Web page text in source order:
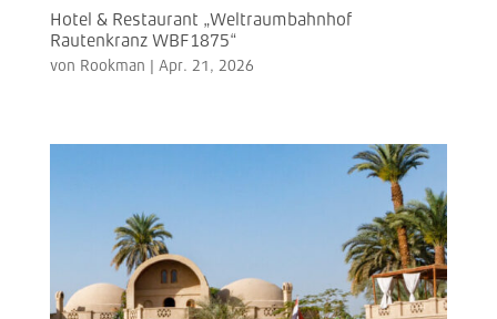
Hotel & Restaurant „Weltraumbahnhof
Rautenkranz WBF1875“
von Rookman | Apr. 21, 2026